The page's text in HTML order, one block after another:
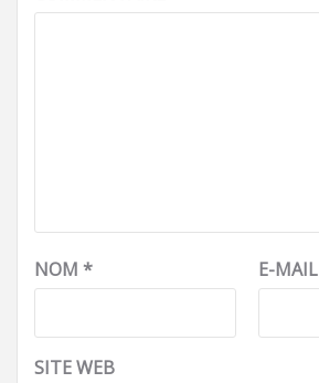
NOM * E-MAIL
SITE WEB